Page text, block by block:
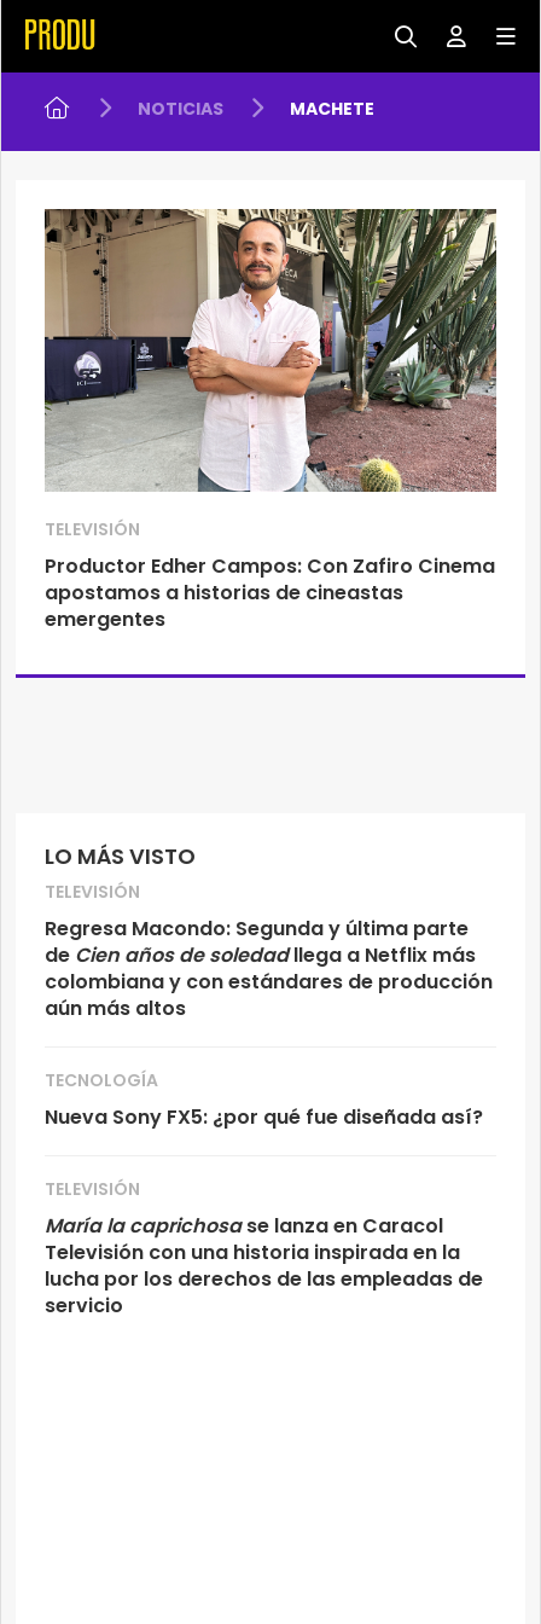
NOTICIAS MACHETE
LO MÁS VISTO
TELEVISIÓN
Regresa Macondo: Segunda y última parte
de Cien años de soledadllega a Netflix más
colombiana y con estándares de producción
aún más altos
TECNOLOGÍA
Nueva Sony FX5: ¿por qué fue diseñada así?
TELEVISIÓN
María la caprichosase lanza en Caracol
Televisión con una historia inspirada en la
lucha por los derechos de las empleadas de
servicio
TELEVISIÓN
Productor Edher Campos: Con Zafiro Cinema
apostamos a historias de cineastas
emergentes